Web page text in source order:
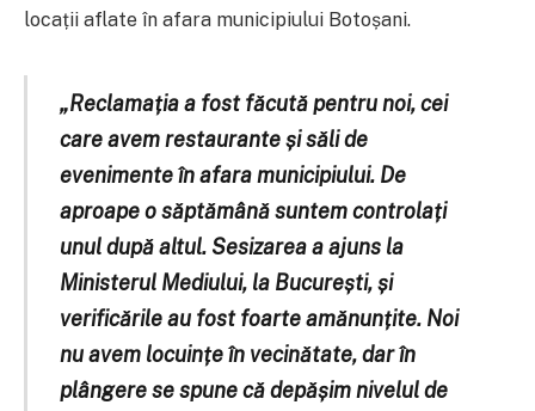
locații aflate în afara municipiului Botoșani.
„Reclamația a fost făcută pentru noi, cei
care avem restaurante și săli de
evenimente în afara municipiului. De
aproape o săptămână suntem controlați
unul după altul. Sesizarea a ajuns la
Ministerul Mediului, la București, și
verificările au fost foarte amănunțite. Noi
nu avem locuințe în vecinătate, dar în
plângere se spune că depășim nivelul de